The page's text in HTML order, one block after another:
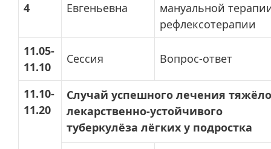
4
Евгеньевна
мануальной
рефлексотерапии
11.05-
11.10
Сессия Вопрос-ответ
11.10-
11.20
Случай успешного лечения
лекарственно-устойчивого
туберкулёза лёгких у подростка